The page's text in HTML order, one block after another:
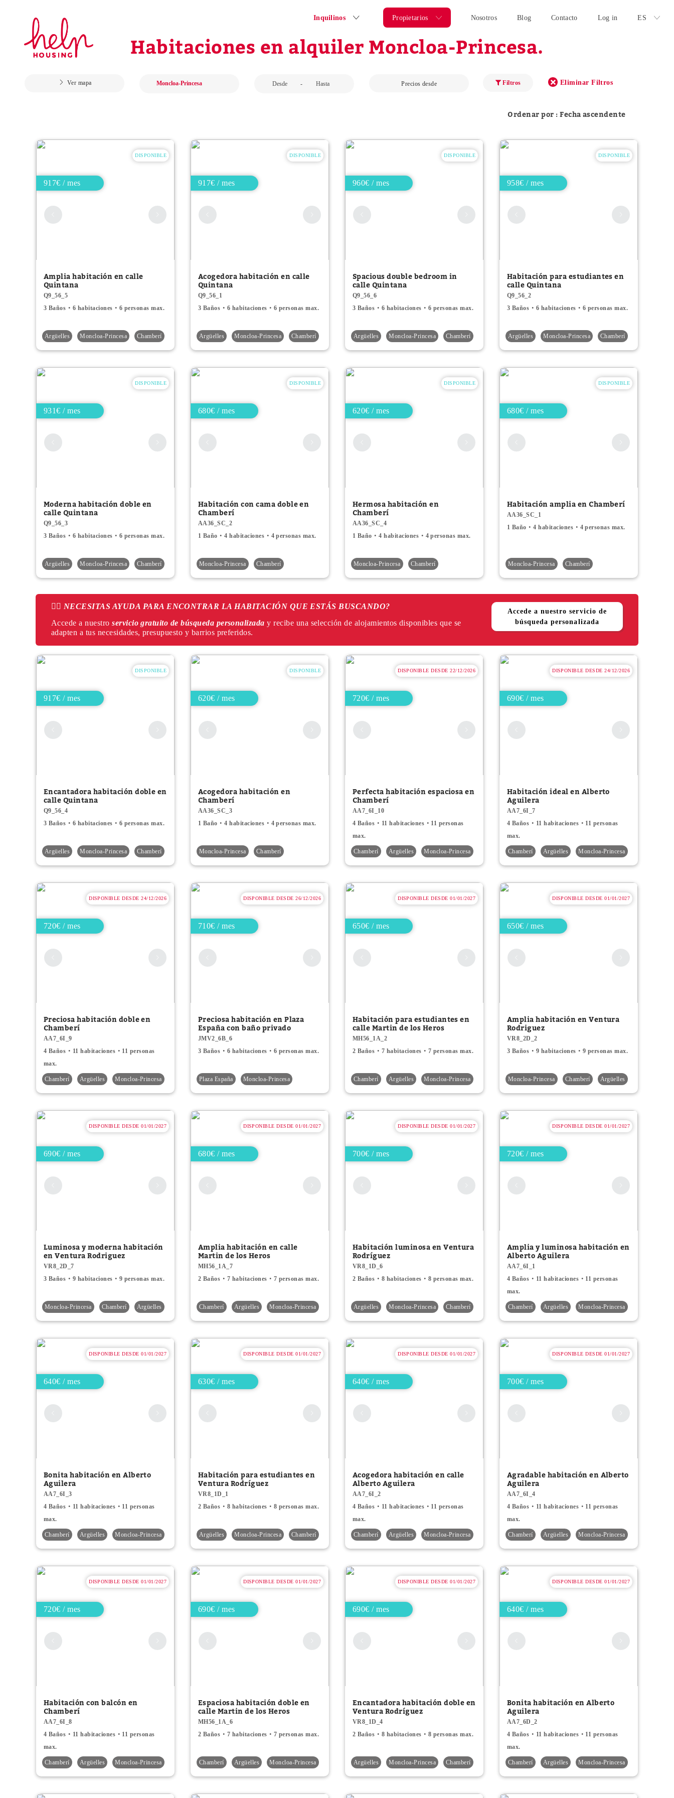
Inquilinos Propietarios Nosotros Blog Contacto Log in ES
Habitaciones en alquiler Moncloa-Princesa.
Ver mapa - Precios desde Filtros Eliminar Filtros
Ordenar por : Fecha ascendente
DISPONIBLE
917€ / mes
Amplia habitación en calle
Quintana
Q9_56_5
3 Baños
6 habitaciones 6 personas max.
Argüelles Moncloa-Princesa Chamberí
DISPONIBLE
917€ / mes
Acogedora habitación en calle
Quintana
Q9_56_1
3 Baños
6 habitaciones 6 personas max.
Argüelles Moncloa-Princesa Chamberí
DISPONIBLE
960€ / mes
Spacious double bedroom in
calle Quintana
Q9_56_6
3 Baños
6 habitaciones 6 personas max.
Argüelles Moncloa-Princesa Chamberí
DISPONIBLE
958€ / mes
Habitación para estudiantes en
calle Quintana
Q9_56_2
3 Baños
6 habitaciones 6 personas max.
Argüelles Moncloa-Princesa Chamberí
DISPONIBLE
931€ / mes
Moderna habitación doble en
calle Quintana
Q9_56_3
3 Baños
6 habitaciones 6 personas max.
Argüelles Moncloa-Princesa Chamberí
DISPONIBLE
680€ / mes
Habitación con cama doble en
Chamberí
AA36_SC_2
1 Baño
4 habitaciones 4 personas max.
Moncloa-Princesa Chamberí
DISPONIBLE
620€ / mes
Hermosa habitación en
Chamberí
AA36_SC_4
1 Baño
4 habitaciones 4 personas max.
Moncloa-Princesa Chamberí
DISPONIBLE
680€ / mes
Habitación amplia en Chamberí
AA36_SC_1
1 Baño
4 habitaciones 4 personas max.
Moncloa-Princesa Chamberí
👉🏻 NECESITAS AYUDA PARA ENCONTRAR LA HABITACIÓN QUE ESTÁS BUSCANDO?
Accede a nuestroservicio gratuito de búsqueda personalizada y recibe una selección de alojamientos disponibles que se
adapten a tus necesidades, presupuesto y barrios preferidos.
Accede a nuestro servicio de
búsqueda personalizada
DISPONIBLE
917€ / mes
Encantadora habitación doble en
calle Quintana
Q9_56_4
3 Baños
6 habitaciones 6 personas max.
Argüelles Moncloa-Princesa Chamberí
DISPONIBLE
620€ / mes
Acogedora habitación en
Chamberí
AA36_SC_3
1 Baño
4 habitaciones 4 personas max.
Moncloa-Princesa Chamberí
DISPONIBLE DESDE 22/12/2026
720€ / mes
Perfecta habitación espaciosa en
Chamberí
AA7_6I_10
4 Baños
11 habitaciones
11 personas
max.
Chamberí Argüelles Moncloa-Princesa
DISPONIBLE DESDE 24/12/2026
690€ / mes
Habitación ideal en Alberto
Aguilera
AA7_6I_7
4 Baños
11 habitaciones
11 personas
max.
Chamberí Argüelles Moncloa-Princesa
DISPONIBLE DESDE 24/12/2026
720€ / mes
Preciosa habitación doble en
Chamberí
AA7_6I_9
4 Baños
11 habitaciones
11 personas
max.
Chamberí Argüelles Moncloa-Princesa
DISPONIBLE DESDE 26/12/2026
710€ / mes
Preciosa habitación en Plaza
España con baño privado
JMV2_6B_6
3 Baños
6 habitaciones 6 personas max.
Plaza España Moncloa-Princesa
DISPONIBLE DESDE 01/01/2027
650€ / mes
Habitación para estudiantes en
calle Martin de los Heros
MH56_1A_2
2 Baños
7 habitaciones 7 personas max.
Chamberí Argüelles Moncloa-Princesa
DISPONIBLE DESDE 01/01/2027
650€ / mes
Amplia habitación en Ventura
Rodriguez
VR8_2D_2
3 Baños
9 habitaciones 9 personas max.
Moncloa-Princesa Chamberí Argüelles
DISPONIBLE DESDE 01/01/2027
690€ / mes
Luminosa y moderna habitación
en Ventura Rodriguez
VR8_2D_7
3 Baños
9 habitaciones 9 personas max.
Moncloa-Princesa Chamberí Argüelles
DISPONIBLE DESDE 01/01/2027
680€ / mes
Amplia habitación en calle
Martin de los Heros
MH56_1A_7
2 Baños
7 habitaciones 7 personas max.
Chamberí Argüelles Moncloa-Princesa
DISPONIBLE DESDE 01/01/2027
700€ / mes
Habitación luminosa en Ventura
Rodríguez
VR8_1D_6
2 Baños
8 habitaciones 8 personas max.
Argüelles Moncloa-Princesa Chamberí
DISPONIBLE DESDE 01/01/2027
720€ / mes
Amplia y luminosa habitación en
Alberto Aguilera
AA7_6I_1
4 Baños
11 habitaciones
11 personas
max.
Chamberí Argüelles Moncloa-Princesa
DISPONIBLE DESDE 01/01/2027
640€ / mes
Bonita habitación en Alberto
Aguilera
AA7_6I_3
4 Baños
11 habitaciones
11 personas
max.
Chamberí Argüelles Moncloa-Princesa
DISPONIBLE DESDE 01/01/2027
630€ / mes
Habitación para estudiantes en
Ventura Rodríguez
VR8_1D_1
2 Baños
8 habitaciones 8 personas max.
Argüelles Moncloa-Princesa Chamberí
DISPONIBLE DESDE 01/01/2027
640€ / mes
Acogedora habitación en calle
Alberto Aguilera
AA7_6I_2
4 Baños
11 habitaciones
11 personas
max.
Chamberí Argüelles Moncloa-Princesa
DISPONIBLE DESDE 01/01/2027
700€ / mes
Agradable habitación en Alberto
Aguilera
AA7_6I_4
4 Baños
11 habitaciones
11 personas
max.
Chamberí Argüelles Moncloa-Princesa
DISPONIBLE DESDE 01/01/2027
720€ / mes
Habitación con balcón en
Chamberí
AA7_6I_8
4 Baños
11 habitaciones
11 personas
max.
Chamberí Argüelles Moncloa-Princesa
DISPONIBLE DESDE 01/01/2027
690€ / mes
Espaciosa habitación doble en
calle Martin de los Heros
MH56_1A_6
2 Baños
7 habitaciones 7 personas max.
Chamberí Argüelles Moncloa-Princesa
DISPONIBLE DESDE 01/01/2027
690€ / mes
Encantadora habitación doble en
Ventura Rodríguez
VR8_1D_4
2 Baños
8 habitaciones 8 personas max.
Argüelles Moncloa-Princesa Chamberí
DISPONIBLE DESDE 01/01/2027
640€ / mes
Bonita habitación en Alberto
Aguilera
AA7_6D_2
4 Baños
11 habitaciones
11 personas
max.
Chamberí Argüelles Moncloa-Princesa